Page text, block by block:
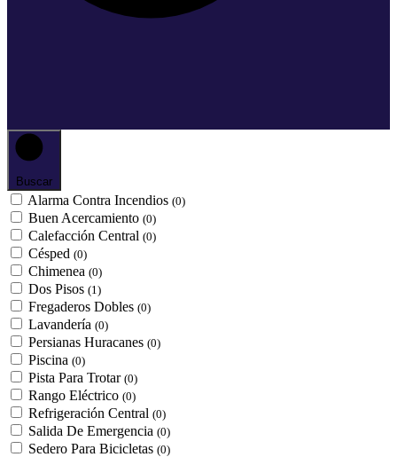
Buscar
Alarma Contra Incendios (0)
Buen Acercamiento (0)
Calefacción Central (0)
Césped (0)
Chimenea (0)
Dos Pisos (1)
Fregaderos Dobles (0)
Lavandería (0)
Persianas Huracanes (0)
Piscina (0)
Pista Para Trotar (0)
Rango Eléctrico (0)
Refrigeración Central (0)
Salida De Emergencia (0)
Sedero Para Bicicletas (0)